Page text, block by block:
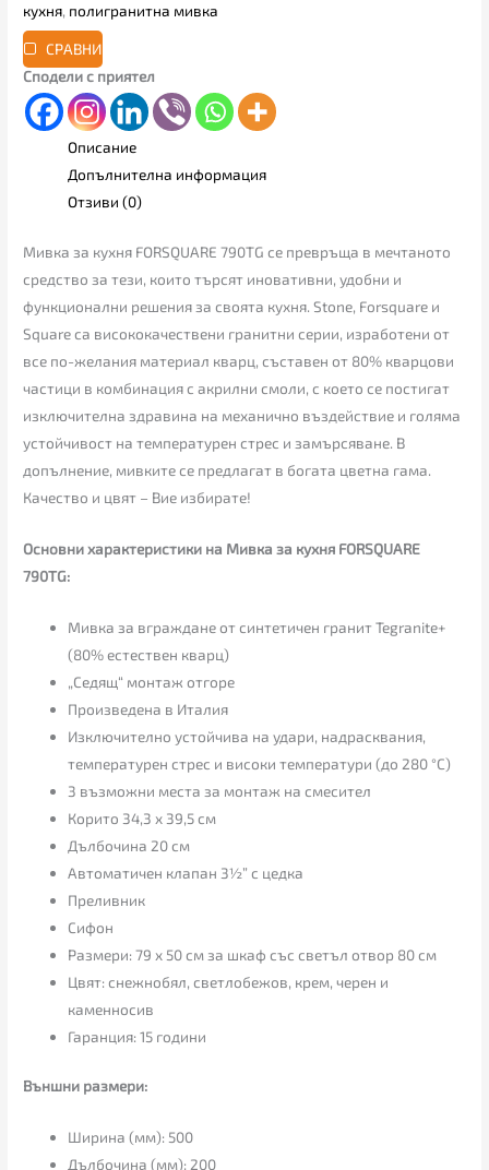
кухня, полигранитна мивка
СРАВНИ
Сподели с приятел
Описание
Допълнителна информация
Отзиви (0)
Мивка за кухня FORSQUARE 790TG се превръща в мечтаното
средство за тези, които търсят иновативни, удобни и
функционални решения за своята кухня. Stone, Forsquare и
Square са висококачествени гранитни серии, изработени от
все по-желания материал кварц, съставен от 80% кварцови
частици в комбинация с акрилни смоли, с което се постигат
изключителна здравина на механично въздействие и голяма
устойчивост на температурен стрес и замърсяване. В
допълнение, мивките се предлагат в богата цветна гама.
Качество и цвят – Вие избирате!
Основни характеристики на Мивка за кухня FORSQUARE
790TG:
Мивка за вграждане от синтетичен гранит Tegranite+
(80% естествен кварц)
„Седящ“ монтаж отгоре
Произведена в Италия
Изключително устойчива на удари, надрасквания,
температурен стрес и високи температури (до 280 °С)
3 възможни места за монтаж на смесител
Корито 34,3 х 39,5 см
Дълбочина 20 см
Автоматичен клапан 3½” с цедка
Преливник
Сифон
Размери: 79 х 50 см за шкаф със светъл отвор 80 см
Цвят: снежнобял, светлобежов, крем, черен и
каменносив
Гаранция: 15 години
Външни размери:
Ширина (мм): 500
Дълбочина (мм): 200